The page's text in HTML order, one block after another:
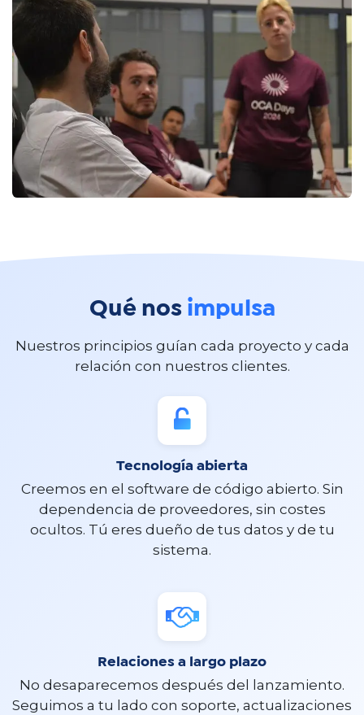
Qué nos impulsa
Nuestros principios guían cada proyecto y cada
relación con nuestros clientes.
Tecnología abierta​
Creemos en el software de código abierto. Sin
dependencia de proveedores, sin costes
ocultos. Tú eres dueño de tus datos y de tu
sistema.
Relaciones a largo plazo
No desaparecemos después del lanzamiento.
Seguimos a tu lado con soporte, actualizaciones